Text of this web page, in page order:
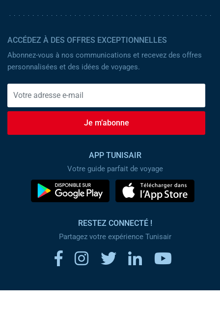
ACCÉDEZ À DES OFFRES EXCEPTIONNELLES
Abonnez-vous à nos communications et recevez des offres
personnalisées et des idées de voyages.
Je m’abonne
APP TUNISAIR
Votre guide parfait de voyage
RESTEZ CONNECTÉ !
Partagez votre expérience Tunisair